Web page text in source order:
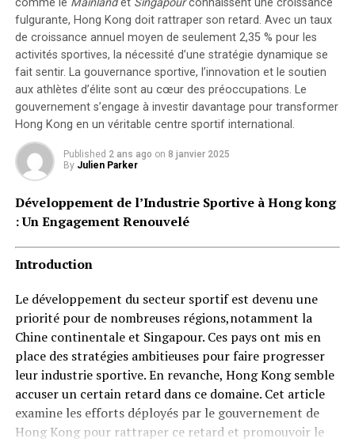
comme le Mainlandet Singapourconnaissent une croissance
fulgurante, Hong Kong doit rattraper son retard. Avec un taux
de croissance annuel moyen de seulement 2,35 % pour les
activités sportives, la nécessité d’une stratégie dynamique se
fait sentir. La gouvernance sportive, l’innovation et le soutien
aux athlètes d’élite sont au cœur des préoccupations. Le
gouvernement s’engage à investir davantage pour transformer
Hong Kong en un véritable centre sportif international.
Published 2 ans ago on 8 janvier 2025
By Julien Parker
Développement de l’Industrie Sportive à Hong kong
: Un Engagement Renouvelé
Introduction
Le développement du secteur sportif est devenu une
priorité pour de nombreuses régions,notamment la
Chine continentale et Singapour. Ces pays ont mis en
place des stratégies ambitieuses pour faire progresser
leur industrie sportive. En revanche, Hong Kong semble
accuser un certain retard dans ce domaine. Cet article
examine les efforts déployés par le gouvernement de
Hong Kong pour rattraper ce retard et promouvoir le